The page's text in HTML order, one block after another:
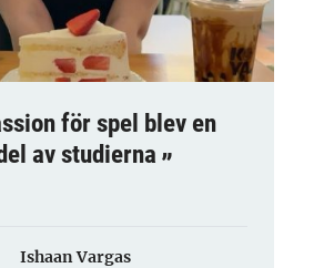
för spel blev en
av studierna
Ishaan Vargas